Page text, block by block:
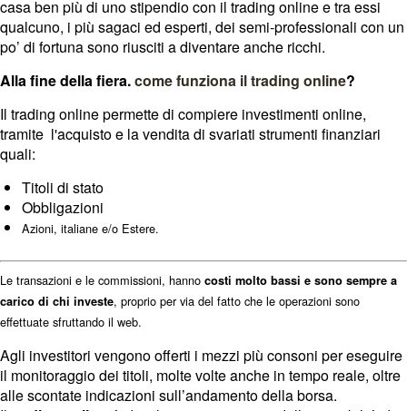
casa ben più di uno stipendio con il trading online e tra essi
qualcuno, i più sagaci ed esperti, dei semi-professionali con un
po’ di fortuna sono riusciti a diventare anche ricchi.
Alla fine della fiera.come funziona il trading online?
Il trading online permette di compiere investimenti online,
tramite l'acquisto e la vendita di svariati strumenti finanziari
quali:
Titoli di stato
Obbligazioni
Azioni, italiane e/o Estere.
Le transazioni e le commissioni, hanno costi molto bassi e sono sempre a
carico di chi investe, proprio per via del fatto che le operazioni sono
effettuate sfruttando il web.
Agli investitori vengono offerti i mezzi più consoni per eseguire
il monitoraggio dei titoli, molte volte anche in tempo reale, oltre
alle scontate indicazioni sull’andamento della borsa.